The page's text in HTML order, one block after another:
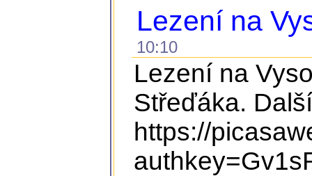
Lezení na
10:10
Lezení na
Střeďáka.
https://